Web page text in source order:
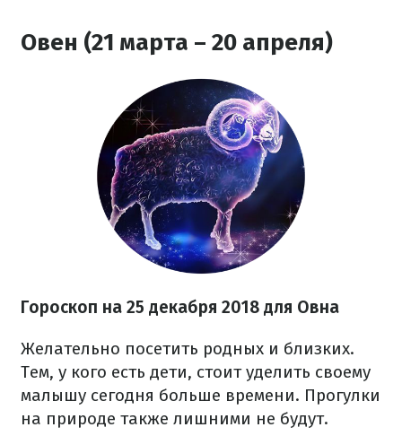
Овен (21 марта – 20 апреля)
Гороскоп на 25 декабря 2018 для Овна
Желательно посетить родных и близких.
Тем, у кого есть дети, стоит уделить своему
малышу сегодня больше времени. Прогулки
на природе также лишними не будут.